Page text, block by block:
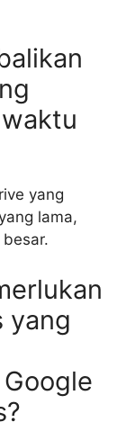
yang
lama,
yang